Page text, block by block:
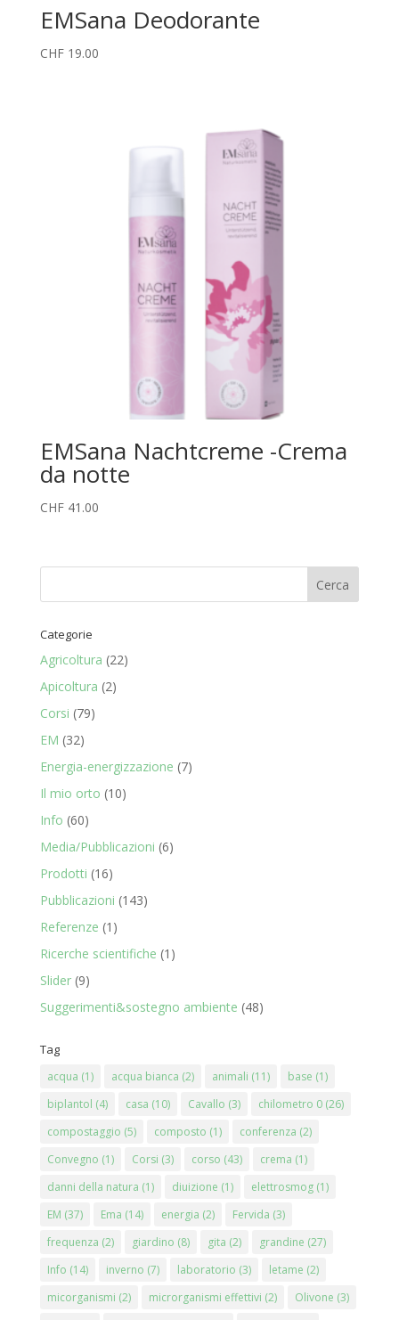
EMSana Deodorante
CHF19.00
EMSana Nachtcreme -Crema
da notte
CHF41.00
Categorie
Agricoltura (22)
Apicoltura (2)
Corsi (79)
EM (32)
Energia-energizzazione (7)
Il mio orto (10)
Info (60)
Media/Pubblicazioni (6)
Prodotti (16)
Pubblicazioni (143)
Referenze (1)
Ricerche scientifiche (1)
Slider(9)
Suggerimenti&sostegno ambiente (48)
Tag
acqua (1) acqua bianca (2) animali (11) base (1)
biplantol (4) casa (10) Cavallo (3) chilometro 0(26)
compostaggio (5) composto (1) conferenza (2)
Convegno (1) Corsi (3) corso (43) crema (1)
danni della natura (1) diuizione (1) elettrosmog(1)
EM (37) Ema (14) energia (2) Fervida (3)
frequenza (2) giardino (8) gita (2) grandine (27)
Info (14) inverno (7) laboratorio (3) letame (2)
micorganismi (2) microrganismi effettivi (2) Olivone (3)